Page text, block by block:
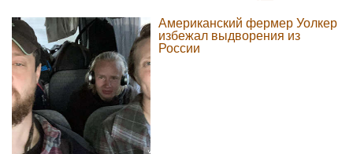
Американский фермер Уолкер
избежал выдворения из
России